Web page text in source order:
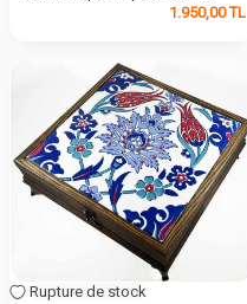
1.950,00TL
Rupture de stock